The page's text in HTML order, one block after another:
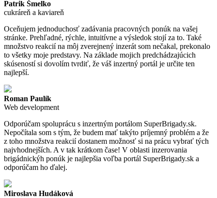
Patrik Šmelko
cukráreň a kaviareň
Oceňujem jednoduchosť zadávania pracovných ponúk na vašej
stránke. Prehľadné, rýchle, intuitívne a výsledok stojí za to. Také
množstvo reakcií na môj zverejnený inzerát som nečakal, prekonalo
to všetky moje predstavy. Na základe mojich predchádzajúcich
skúseností si dovolím tvrdiť, že váš inzertný portál je určite ten
najlepší.
Roman Paulík
Web development
Odporúčam spoluprácu s inzertným portálom SuperBrigady.sk.
Nepočítala som s tým, že budem mať takýto príjemný problém a že
z toho množstva reakcií dostanem možnosť si na prácu vybrať tých
najvhodnejších. A v tak krátkom čase! V oblasti inzerovania
brigádnickýh ponúk je najlepšia voľba portál SuperBrigady.sk a
odporúčam ho ďalej.
Miroslava Hudáková